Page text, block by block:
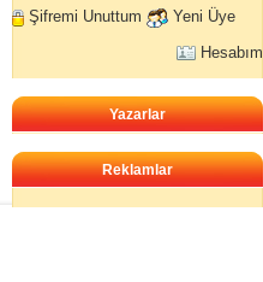
Şifremi Unuttum
Yeni Üye
Hesabım
Yazarlar
Reklamlar